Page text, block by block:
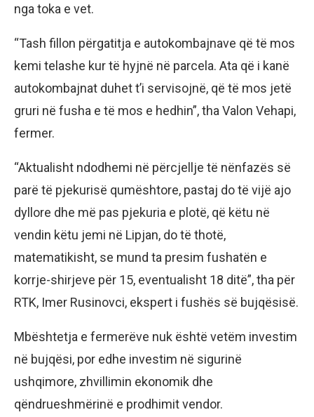
nga toka e vet.
“Tash fillon përgatitja e autokombajnave që të mos
kemi telashe kur të hyjnë në parcela. Ata që i kanë
autokombajnat duhet t’i servisojnë, që të mos jetë
gruri në fusha e të mos e hedhin”, tha Valon Vehapi,
fermer.
“Aktualisht ndodhemi në përcjellje të nënfazës së
parë të pjekurisë qumështore, pastaj do të vijë ajo
dyllore dhe më pas pjekuria e plotë, që këtu në
vendin këtu jemi në Lipjan, do të thotë,
matematikisht, se mund ta presim fushatën e
korrje-shirjeve për 15, eventualisht 18 ditë”, tha për
RTK, Imer Rusinovci, ekspert i fushës së bujqësisë.
Mbështetja e fermerëve nuk është vetëm investim
në bujqësi, por edhe investim në sigurinë
ushqimore, zhvillimin ekonomik dhe
qëndrueshmërinë e prodhimit vendor.